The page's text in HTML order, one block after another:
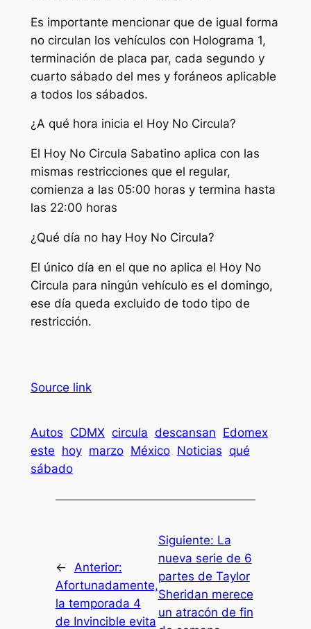
Es importante mencionar que de igual forma
no circulan los vehículos con Holograma 1,
terminación de placa par, cada segundo y
cuarto sábado del mes y foráneos aplicable
a todos los sábados.
¿A qué hora inicia el Hoy No Circula?
El Hoy No Circula Sabatino aplica con las
mismas restricciones que el regular,
comienza a las 05:00 horas y termina hasta
las 22:00 horas
¿Qué día no hay Hoy No Circula?
El único día en el que no aplica el Hoy No
Circula para ningún vehículo es el domingo,
ese día queda excluido de todo tipo de
restricción.
Source link
Autos CDMX circula descansan Edomex
este hoy marzo México Noticias qué
sábado
← Anterior:
Afortunadamente,
la temporada 4
de Invincible evita
Siguiente: La
nueva serie de 6
partes de Taylor
Sheridan merece
un atracón de fin